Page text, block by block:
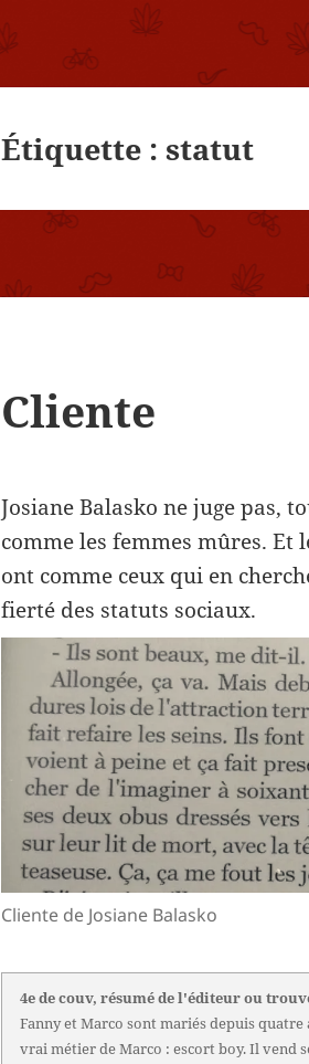
Étiquette :statut
Cliente
Josiane Balasko ne juge pas,
comme les femmes mûres. Et
ont comme ceux qui en
fierté des statuts sociaux.
Cliente de Josiane Balasko
4e de couv, résumé de l'éditeur ou
Fanny et Marco sont mariés depuis
vrai métier de Marco : escort boy. Il vend